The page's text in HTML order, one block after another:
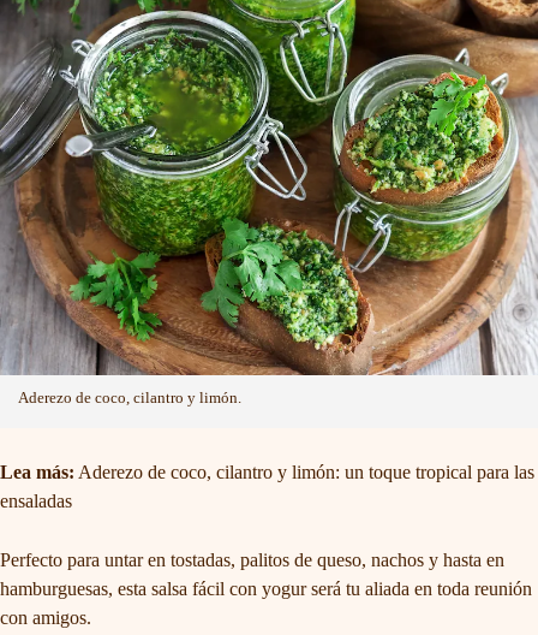
Aderezo de coco, cilantro y limón.
Lea más: Aderezo de coco, cilantro y limón: un toque tropical para las
ensaladas
Perfecto para untar en tostadas, palitos de queso, nachos y hasta en
hamburguesas, esta salsa fácil con yogur será tu aliada en toda reunión
con amigos.